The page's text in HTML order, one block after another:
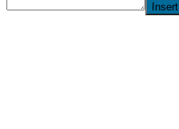
Insert